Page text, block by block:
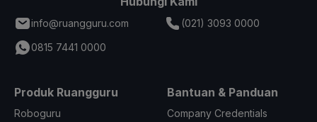
info@ruangguru.com
(021) 3093 0000
0815 7441 0000
Produk Ruangguru
Roboguru
Bantuan & Panduan
Company Credentials